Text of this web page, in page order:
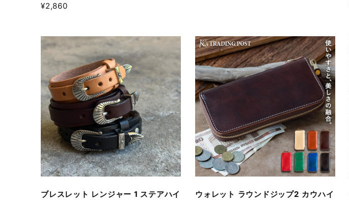
¥2,860
ブレスレット レンジャー 1 ステアハイ
ウォレット ラウンドジップ2 カウハイ